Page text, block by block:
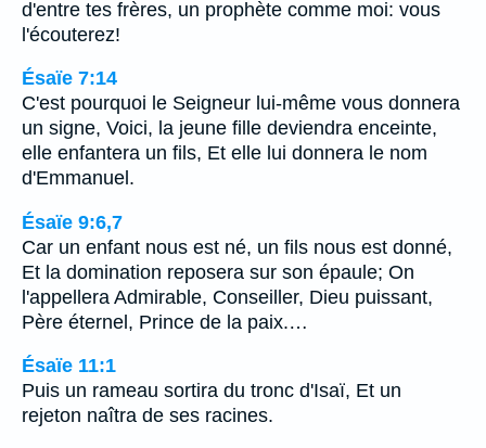
d'entre tes frères, un prophète comme moi: vous
l'écouterez!
Ésaïe 7:14
C'est pourquoi le Seigneur lui-même vous donnera
un signe, Voici, la jeune fille deviendra enceinte,
elle enfantera un fils, Et elle lui donnera le nom
d'Emmanuel.
Ésaïe 9:6,7
Car un enfant nous est né, un fils nous est donné,
Et la domination reposera sur son épaule; On
l'appellera Admirable, Conseiller, Dieu puissant,
Père éternel, Prince de la paix.…
Ésaïe 11:1
Puis un rameau sortira du tronc d'Isaï, Et un
rejeton naîtra de ses racines.